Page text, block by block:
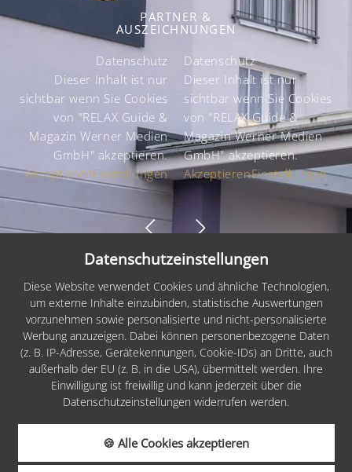
Datenschutzeinstellungen
Diese Website verwendet Cookies und ähnliche Technologien,
um externe Inhalte einzubinden, statistische Auswertungen
vorzunehmen sowie personalisierte und nicht-personalisierte
Werbung anzuzeigen. Dabei können personenbezogene Daten
(z. B. IP-Adresse, Gerätekennungen, Cookie-IDs) an Dritte, auch
außerhalb der EU (z. B. in die USA), übermittelt werden. Ihre
Einwilligung ist freiwillig und kann jederzeit über die
Datenschutzeinstellungen widerrufen werden.
🍪 Alle Cookies akzeptieren
PARTNER &
AUSZEICHNUNGEN
Datenschutz
Dieser Inhalt ist nur
sichtbar wenn Sie Cookies
von "RELAX Guide &
Magazin Werner Medien
GmbH" akzeptieren.
AkzeptierenEinstellungen
Datenschutz
Dieser Inhalt ist nur
sichtbar wenn Sie Cookies
von "RELAX Guide &
Magazin Werner Medien
GmbH" akzeptieren.
AkzeptierenEinstellungen
Sitemap
Impressum
Datenschutz
Cookies
Barrierefreiheit
Infos